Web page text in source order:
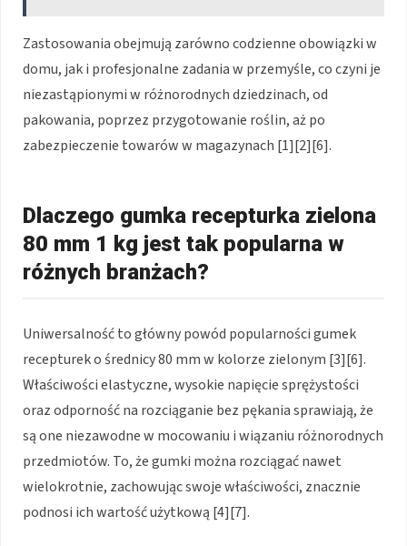
Zastosowania obejmują zarówno codzienne obowiązki w
domu, jak i profesjonalne zadania w przemyśle, co czyni je
niezastąpionymi w różnorodnych dziedzinach, od
pakowania, poprzez przygotowanie roślin, aż po
zabezpieczenie towarów w magazynach [1][2][6].
Dlaczego gumka recepturka zielona
80 mm 1 kg jest tak popularna w
różnych branżach?
Uniwersalność to główny powód popularności gumek
recepturek o średnicy 80 mm w kolorze zielonym [3][6].
Właściwości elastyczne, wysokie napięcie sprężystości
oraz odporność na rozciąganie bez pękania sprawiają, że
są one niezawodne w mocowaniu i wiązaniu różnorodnych
przedmiotów. To, że gumki można rozciągać nawet
wielokrotnie, zachowując swoje właściwości, znacznie
podnosi ich wartość użytkową [4][7].